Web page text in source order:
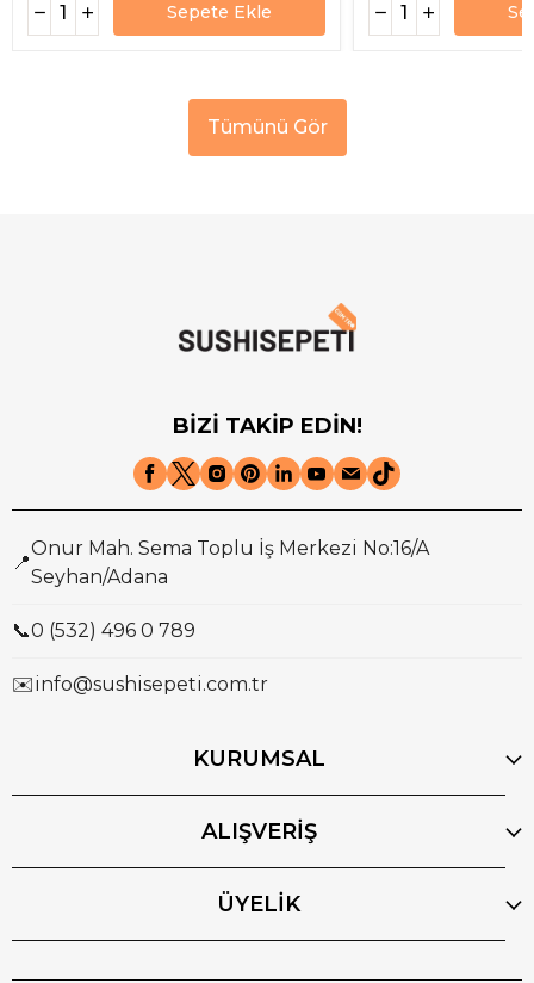
Sepete Ekle
Tümünü Gör
BİZİ TAKİP EDİN!
📍
Onur Mah. Sema Toplu İş Merkezi No:16/A
Seyhan/Adana
📞0 (532) 496 0 789
✉️info@sushisepeti.com.tr
KURUMSAL
ALIŞVERİŞ
ÜYELİK